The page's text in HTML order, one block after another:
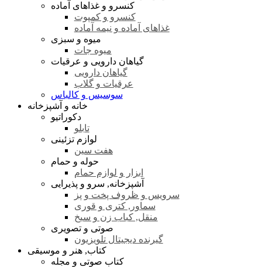
کنسرو و غذاهای آماده
کنسرو و کمپوت
غذاهای آماده و نیمه آماده
میوه و سبزی
میوه جات
گیاهان دارویی و عرقیات
گیاهان دارویی
عرقیات و گلاب
سوسیس و کالباس
خانه و آشپزخانه
دکوراتیو
تابلو
لوازم تزئینی
هفت سین
حوله و حمام
ابزار و لوازم حمام
آشپزخانه, سرو و پذیرایی
سرویس و ظروف پخت و پز
سماور, کتری و قوری
منقل, کباب زن و سیخ
صوتی و تصویری
گیرنده دیجیتال تلویزیون
کتاب, هنر و موسیقی
کتاب صوتی و مجله